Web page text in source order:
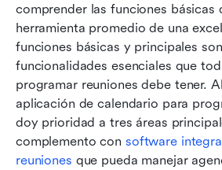
comprender las funciones básicas
herramienta promedio de una
funciones básicas y principales
funcionalidades esenciales que
programar reuniones debe tener.
aplicación de calendario para
doy prioridad a tres áreas
complemento con software
reuniones que pueda manejar